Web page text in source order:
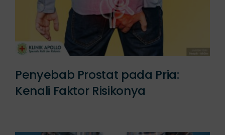
Penyebab Prostat pada Pria:
Kenali Faktor Risikonya